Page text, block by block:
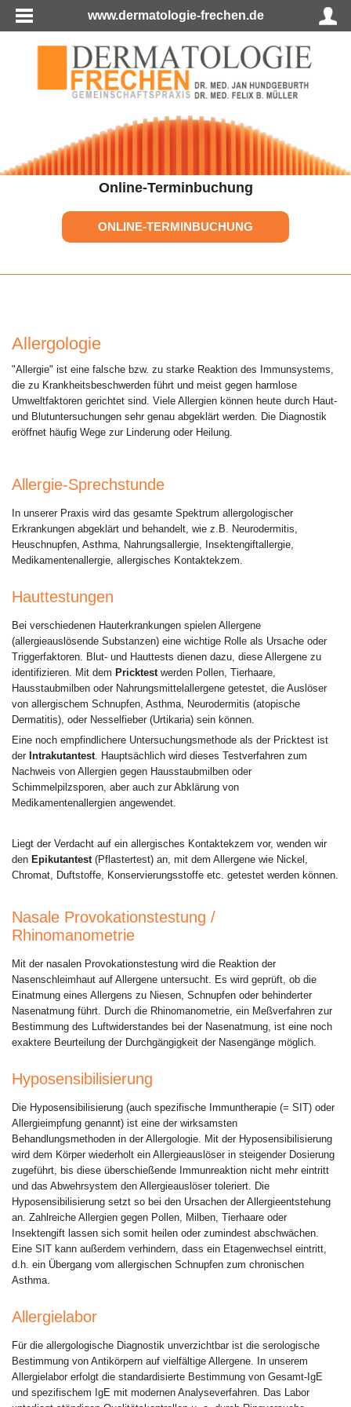
www.dermatologie-frechen.de
Online-Terminbuchung
ONLINE-TERMINBUCHUNG
Allergologie
"Allergie" ist eine falsche bzw. zu starke Reaktion des Immunsystems,
die zu Krankheitsbeschwerden führt und meist gegen harmlose
Umweltfaktoren gerichtet sind. Viele Allergien können heute durch Haut-
und Blutuntersuchungen sehr genau abgeklärt werden. Die Diagnostik
eröffnet häufig Wege zur Linderung oder Heilung.
Allergie-Sprechstunde
In unserer Praxis wird das gesamte Spektrum allergologischer
Erkrankungen abgeklärt und behandelt, wie z.B. Neurodermitis,
Heuschnupfen, Asthma, Nahrungsallergie, Insektengiftallergie,
Medikamentenallergie, allergisches Kontaktekzem.
Hauttestungen
Bei verschiedenen Hauterkrankungen spielen Allergene
(allergieauslösende Substanzen) eine wichtige Rolle als Ursache oder
Triggerfaktoren. Blut- und Hauttests dienen dazu, diese Allergene zu
identifizieren. Mit dem Pricktest werden Pollen, Tierhaare,
Hausstaubmilben oder Nahrungsmittelallergene getestet, die Auslöser
von allergischem Schnupfen, Asthma, Neurodermitis (atopische
Dermatitis), oder Nesselfieber (Urtikaria) sein können.
Eine noch empfindlichere Untersuchungsmethode als der Pricktest ist
der Intrakutantest. Hauptsächlich wird dieses Testverfahren zum
Nachweis von Allergien gegen Hausstaubmilben oder
Schimmelpilzsporen, aber auch zur Abklärung von
Medikamentenallergien angewendet.
Liegt der Verdacht auf ein allergisches Kontaktekzem vor, wenden wir
den Epikutantest (Pflastertest) an, mit dem Allergene wie Nickel,
Chromat, Duftstoffe, Konservierungsstoffe etc. getestet werden können.
Nasale Provokationstestung /
Rhinomanometrie
Mit der nasalen Provokationstestung wird die Reaktion der
Nasenschleimhaut auf Allergene untersucht. Es wird geprüft, ob die
Einatmung eines Allergens zu Niesen, Schnupfen oder behinderter
Nasenatmung führt. Durch die Rhinomanometrie, ein Meßverfahren zur
Bestimmung des Luftwiderstandes bei der Nasenatmung, ist eine noch
exaktere Beurteilung der Durchgängigkeit der Nasengänge möglich.
Hyposensibilisierung
Die Hyposensibilisierung (auch spezifische Immuntherapie (= SIT) oder
Allergieimpfung genannt) ist eine der wirksamsten
Behandlungsmethoden in der Allergologie. Mit der Hyposensibilisierung
wird dem Körper wiederholt ein Allergieauslöser in steigender Dosierung
zugeführt, bis diese überschießende Immunreaktion nicht mehr eintritt
und das Abwehrsystem den Allergieauslöser toleriert. Die
Hyposensibilisierung setzt so bei den Ursachen der Allergieentstehung
an. Zahlreiche Allergien gegen Pollen, Milben, Tierhaare oder
Insektengift lassen sich somit heilen oder zumindest abschwächen.
Eine SIT kann außerdem verhindern, dass ein Etagenwechsel eintritt,
d.h. ein Übergang vom allergischen Schnupfen zum chronischen
Asthma.
Allergielabor
Für die allergologische Diagnostik unverzichtbar ist die serologische
Bestimmung von Antikörpern auf vielfältige Allergene. In unserem
Allergielabor erfolgt die standardisierte Bestimmung von Gesamt-IgE
und spezifischem IgE mit modernen Analyseverfahren. Das Labor